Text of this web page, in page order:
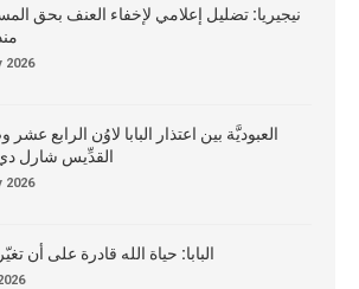
نيجيريا: تضليل إعلامي لإخفاء العنف بحق
2026
العبوديَّة بين اعتذار البابا لاوُن الرابع
القدِّيس شارل
2026
البابا: حياة الله قادرة على أن